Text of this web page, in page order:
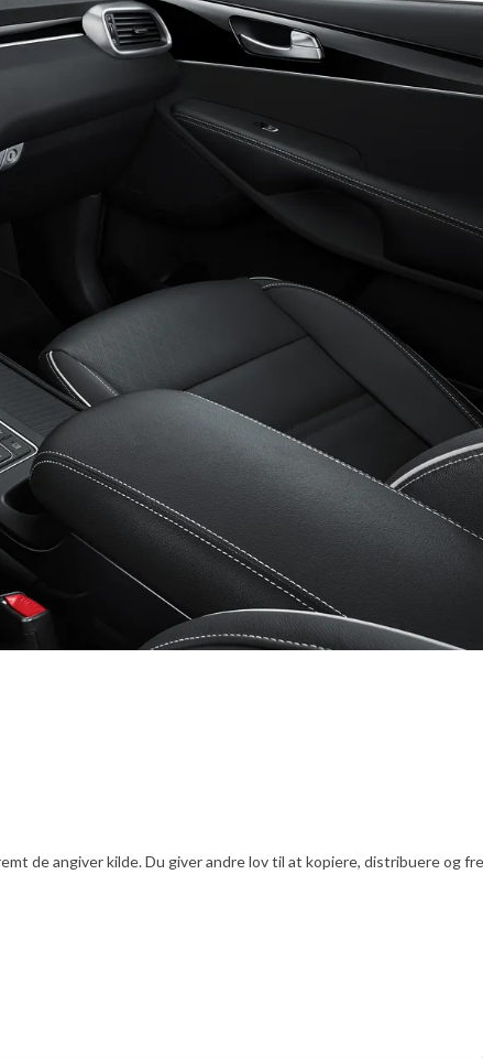
de angiver kilde. Du giver andre lov til at kopiere, distribuere og